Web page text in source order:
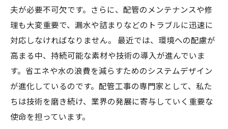
夫が必要不可欠です。さらに、配管のメンテナンスや修
理も大変重要で、漏水や詰まりなどのトラブルに迅速に
対応しなければなりません。 最近では、環境への配慮が
高まる中、持続可能な素材や技術の導入が進んでいま
す。省エネや水の浪費を減らすためのシステムデザイン
が進化しているのです。配管工事の専門家として、私た
ちは技術を磨き続け、業界の発展に寄与していく重要な
使命を担っています。